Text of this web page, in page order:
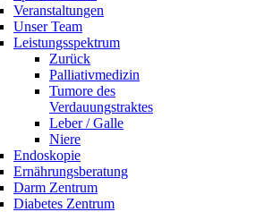
Veranstaltungen
Unser Team
Leistungsspektrum
Zurück
Palliativmedizin
Tumore des
Verdauungstraktes
Leber / Galle
Niere
Endoskopie
Ernährungsberatung
Darm Zentrum
Diabetes Zentrum